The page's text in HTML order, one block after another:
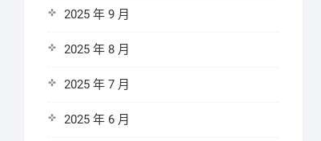
2025 年 9 月
2025 年 8 月
2025 年 7 月
2025 年 6 月